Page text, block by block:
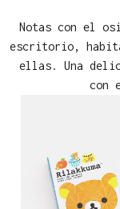
Notas con el
escritorio,
ellas. Una
con